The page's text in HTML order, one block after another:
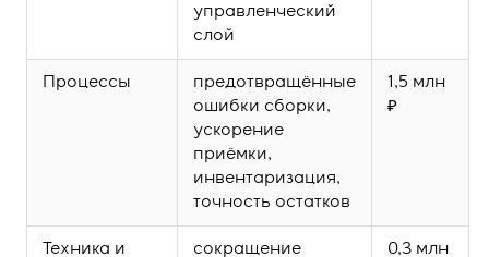
управленческий
слой
Процессы
предотвращённые
ошибки сборки,
ускорение
приёмки,
инвентаризация,
точность остатков
1,5 млн
₽
Техника и
сокращение
0,3 млн